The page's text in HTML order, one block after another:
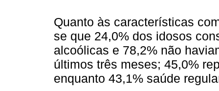
Quanto às características
se que 24,0% dos idosos
alcoólicas e 78,2% não
últimos três meses; 45,0%
enquanto 43,1% saúde